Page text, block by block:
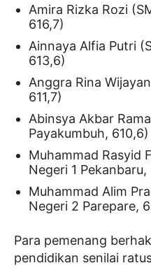
Amira Rizka Rozi
616,7)
Ainnaya Alfia Putri
613,6)
Anggra Rina
611,7)
Abinsya Akbar
Payakumbuh, 610,6)
Muhammad Rasyid
Negeri 1
Muhammad Alim
Negeri 2 Parepare,
Para pemenang
pendidikan senilai